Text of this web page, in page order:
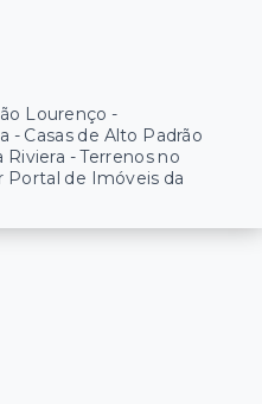
Lourenço -
- Casas de Alto Padrão
- Terrenos no
Portal de Imóveis da